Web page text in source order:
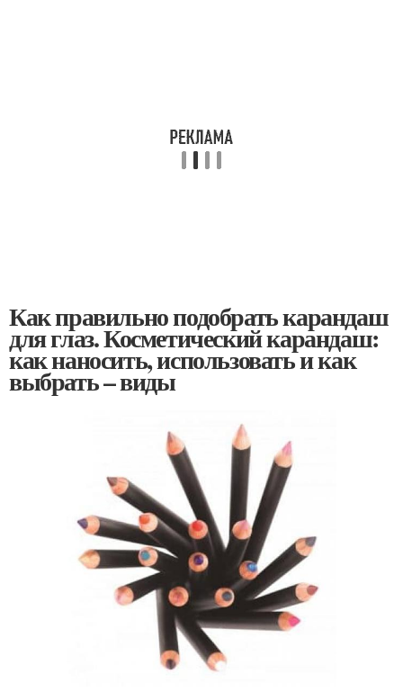
Как правильно подобрать карандаш
для глаз. Косметический карандаш:
как наносить, использовать и как
выбрать – виды